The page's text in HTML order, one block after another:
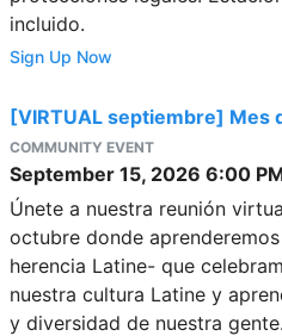
incluido.
Sign Up Now
[VIRTUAL septiembre] Mes
COMMUNITY EVENT
September 15, 2026 6:00
Únete a nuestra reunión
octubre donde
herencia Latine- que
nuestra cultura Latine y
y diversidad de nuestra